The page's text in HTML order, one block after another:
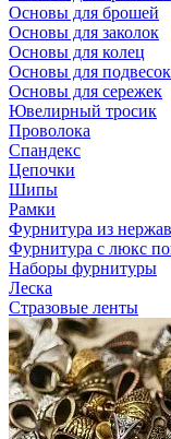
Основы для брошей
Основы для заколок
Основы для колец
Основы для
Основы для сережек
Ювелирный тросик
Проволока
Спандекс
Цепочки
Шипы
Рамки
Фурнитура из
Фурнитура с люкс
Наборы фурнитуры
Леска
Стразовые ленты